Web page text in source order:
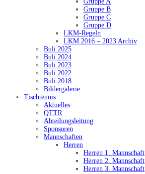
Gruppe B
Gruppe C
Gruppe D
LKM-Regeln
LKM 2016 – 2023 Archiv
Buli 2025
Buli 2024
Buli 2023
Buli 2022
Buli 2018
Bildergalerie
Tischtennis
Aktuelles
QTTR
Abteilungsleitung
Sponsoren
Mannschaften
Herren
Herren 1. Mannschaft
Herren 2. Mannschaft
Herren 3. Mannschaft